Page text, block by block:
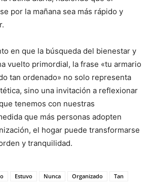
por la mañana sea más rápido y
en que la búsqueda del bienestar y
vuelto primordial, la frase «tu armario
tan ordenado» no solo representa
sino una invitación a reflexionar
tenemos con nuestras
que más personas adopten
el hogar puede transformarse
y tranquilidad.
Estuvo Nunca Organizado Tan